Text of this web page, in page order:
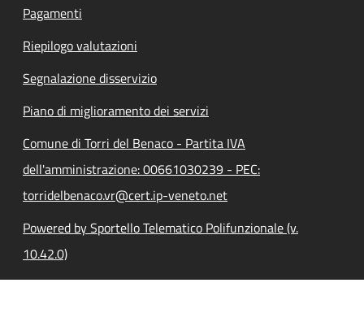
Pagamenti
Riepilogo valutazioni
Segnalazione disservizio
Piano di miglioramento dei servizi
Comune di Torri del Benaco - Partita IVA
dell'amministrazione: 00661030239 - PEC:
torridelbenaco.vr@cert.ip-veneto.net
Powered by Sportello Telematico Polifunzionale (v.
10.42.0)